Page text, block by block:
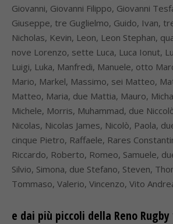
Giovanni, Giovanni Filippo, Giovanni
Giuseppe, tre Guglielmo, Guido, Ivan,
Nicholas, Kevin, Leon, Leon Stephan,
nove Lorenzo, sette Luca, Luca Ionut,
Luigi, Luka, Manfredi, Manuele, otto
Mario, Markel, Massimo, sei Matteo,
Matteo, Maria, due Mattia, Mauro,
Michele, Morris, Muhammad, due
Nicolas, Nicolas James, Nicolò, Paola,
cinque Pietro, Raffaele, Rares
Riccardo, Roberto, Romeo, Samuele,
Silvio, Simona, due Stefano, Steven,
Tommaso, Valerio, Vincenzo, Vito
e dai più piccoli della Reno